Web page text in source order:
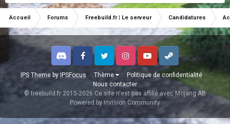
Accueil Forums Freebuild.fr | Le serveur Candidatures
IPS Themeby IPSFocus Thème
Politique de confidentialité
Nous contacter
Discord FacebookTwitter InstagramYoutubeSteam
© freebuild.fr 2015-2026 Ce site n'est pas affilié avec Mojang AB
Powered by Invision Community